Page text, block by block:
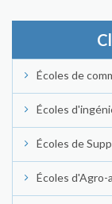
Écoles de
Écoles
Écoles de
Écoles